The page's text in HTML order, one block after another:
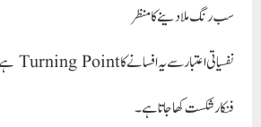
سب رنگ ملا دینے کا منظر
نفسیاتی اعتبار سے یہ افسانے کا Turning Point ہے۔
فنکار شکست کھا جاتا ہے۔